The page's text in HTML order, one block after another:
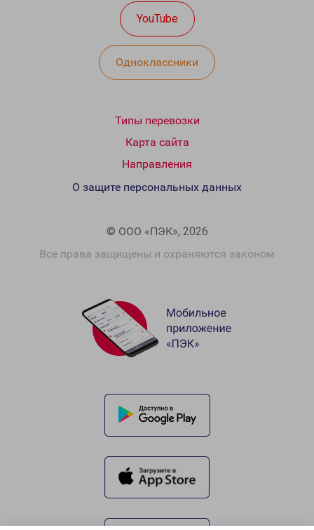
YouTube
Одноклассники
Типы перевозки
Карта сайта
Направления
© ООО «ПЭК», 2026
Все права защищены и охраняются законом
О защите персональных данных